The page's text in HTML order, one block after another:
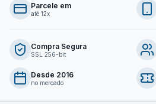
Parcele em
até 12x
Compra Segura
SSL 256-bit
Desde 2016
no mercado